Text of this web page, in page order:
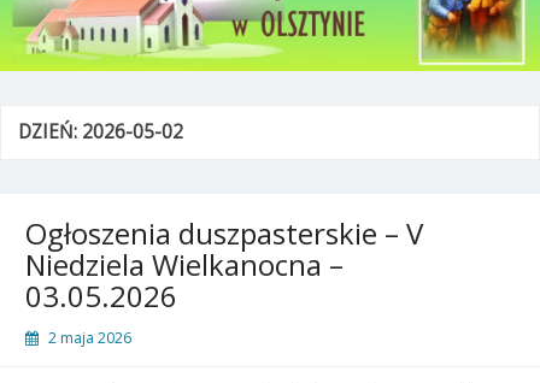
DZIEŃ: 2026-05-02
Ogłoszenia duszpasterskie – V
Niedziela Wielkanocna –
03.05.2026
2 maja 2026